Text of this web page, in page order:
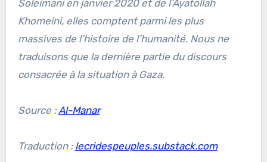
Soleimani en janvier 2020 et de l’Ayatollah
Khomeini, elles comptent parmi les plus
massives de l’histoire de l’humanité. Nous ne
traduisons que la dernière partie du discours
consacrée à la situation à Gaza.
Source :Al-Manar
Traduction : lecridespeuples.substack.com